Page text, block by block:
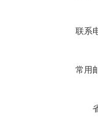
联系
常用